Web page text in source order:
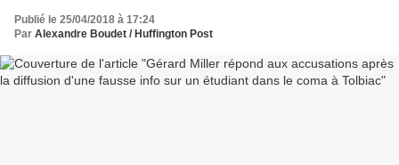
Publié le 25/04/2018 à 17:24
Par Alexandre Boudet / Huffington Post